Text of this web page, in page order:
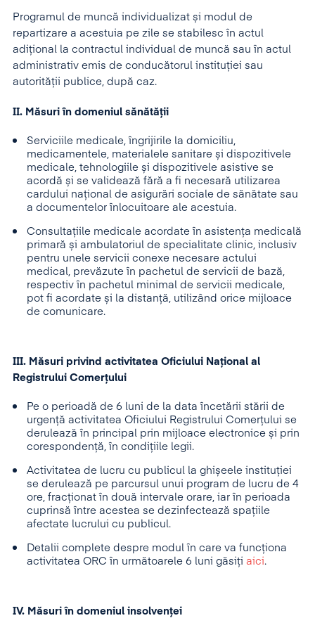
Programul de muncă individualizat și modul de
repartizare a acestuia pe zile se stabilesc în actul
adițional la contractul individual de muncă sau în actul
administrativ emis de conducătorul instituției sau
autorității publice, după caz.
II. Măsuri în domeniul sănătății
Serviciile medicale, îngrijirile la domiciliu,
medicamentele, materialele sanitare și dispozitivele
medicale, tehnologiile și dispozitivele asistive se
acordă și se validează fără a fi necesară utilizarea
cardului național de asigurări sociale de sănătate sau
a documentelor înlocuitoare ale acestuia.
Consultațiile medicale acordate în asistența medicală
primară și ambulatoriul de specialitate clinic, inclusiv
pentru unele servicii conexe necesare actului
medical, prevăzute în pachetul de servicii de bază,
respectiv în pachetul minimal de servicii medicale,
pot fi acordate și la distanță, utilizând orice mijloace
de comunicare.
III. Măsuri privind activitatea Oficiului Național al
Registrului Comerțului
Pe o perioadă de 6 luni de la data încetării stării de
urgență activitatea Oficiului Registrului Comerțului se
derulează în principal prin mijloace electronice și prin
corespondență, în condițiile legii.
Activitatea de lucru cu publicul la ghișeele instituției
se derulează pe parcursul unui program de lucru de 4
ore, fracționat în două intervale orare, iar în perioada
cuprinsă între acestea se dezinfectează spațiile
afectate lucrului cu publicul.
Detalii complete despre modul în care va funcționa
activitatea ORC în următoarele 6 luni găsiți aici.
IV. Măsuri în domeniul insolvenței